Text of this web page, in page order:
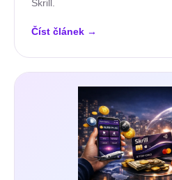
Skrill.
Číst článek →